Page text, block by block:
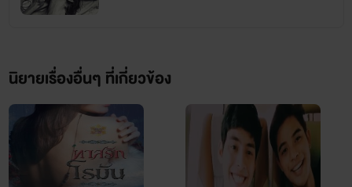
นิยายเรื่องอื่นๆ ที่เกี่ยวข้อง